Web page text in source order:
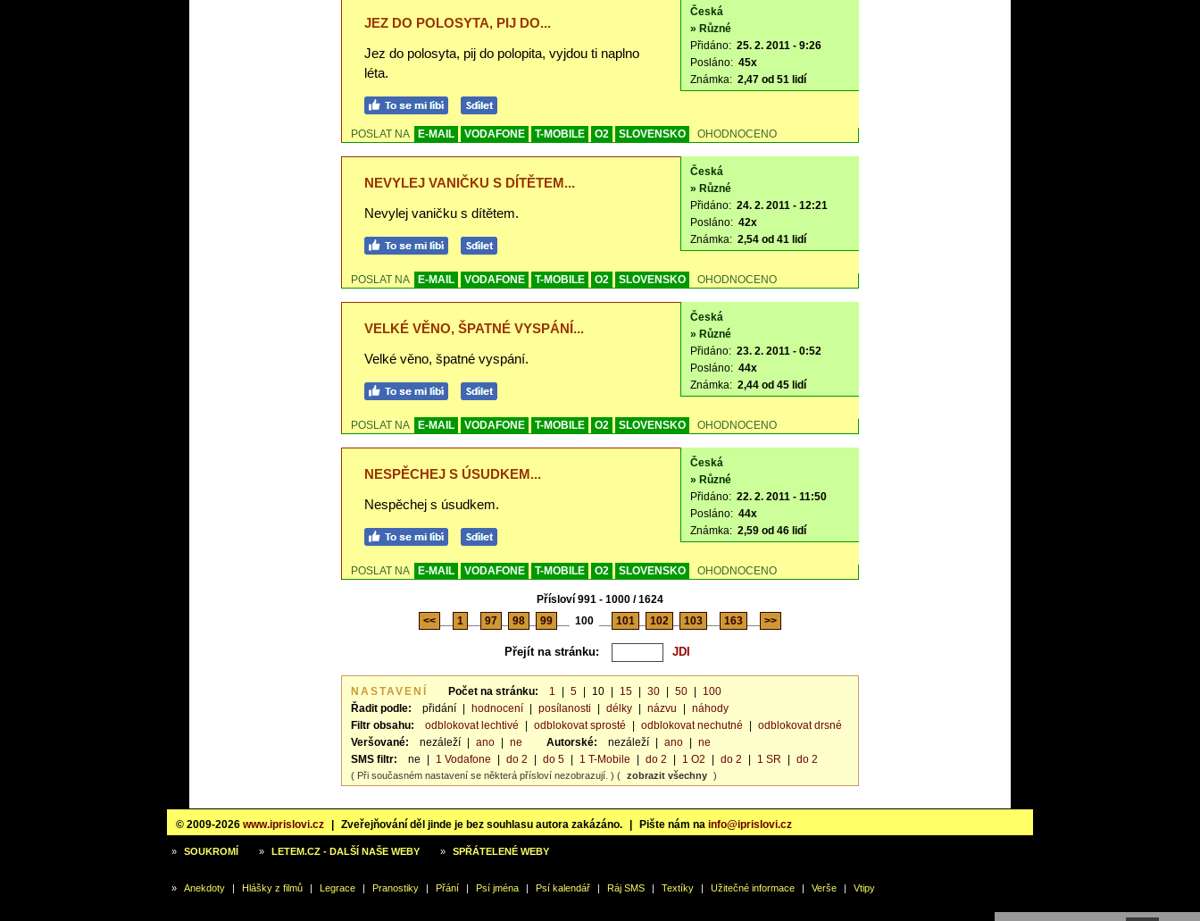
JEZ DO POLOSYTA, PIJ DO...
Jez do polosyta, pij do polopita, vyjdou ti naplno
léta.
Česká
» Různé
Přidáno: 25. 2. 2011 - 9:26
Posláno: 45x
Známka: 2,47 od 51 lidí
POSLAT NA E-MAIL VODAFONE T-MOBILE O2 SLOVENSKO OHODNOCENO
NEVYLEJ VANIČKU S DÍTĚTEM...
Nevylej vaničku s dítětem.
Česká
» Různé
Přidáno: 24. 2. 2011 - 12:21
Posláno: 42x
Známka: 2,54 od 41 lidí
POSLAT NA E-MAIL VODAFONE T-MOBILE O2 SLOVENSKO OHODNOCENO
VELKÉ VĚNO, ŠPATNÉ VYSPÁNÍ...
Velké věno, špatné vyspání.
Česká
» Různé
Přidáno: 23. 2. 2011 - 0:52
Posláno: 44x
Známka: 2,44 od 45 lidí
POSLAT NA E-MAIL VODAFONE T-MOBILE O2 SLOVENSKO OHODNOCENO
NESPĚCHEJ S ÚSUDKEM...
Nespěchej s úsudkem.
Česká
» Různé
Přidáno: 22. 2. 2011 - 11:50
Posláno: 44x
Známka: 2,59 od 46 lidí
POSLAT NA E-MAIL VODAFONE T-MOBILE O2 SLOVENSKO OHODNOCENO
Přísloví 991 - 1000 / 1624
<<
1 97 98 99 100 101 102 103 163 >>
Přejít na stránku:
NASTAVENÍ Počet na stránku: 1 5 10 15 30 50
100
Řadit podle:
přidání hodnocení posílanosti délky názvu
náhody
Filtr obsahu:
odblokovat lechtivé odblokovat sprosté odblokovat nechutné
odblokovat drsné
Veršované:
nezáleží ano ne Autorské: nezáleží ano
ne
SMS filtr:
ne 1 Vodafone do 2 do 5 1 T-Mobile do 2 1 O2 do 2 1 SR do 2
( Při současném nastavení se některá přísloví nezobrazují. ) ( zobrazit všechny )
© 2009-2026 www.iprislovi.cz Zveřejňování děl jinde je bez souhlasu autora zakázáno. Pište nám na info@iprislovi.cz
» SOUKROMÍ » LETEM.CZ - DALŠÍ NAŠE WEBY » SPŘÁTELENÉ WEBY
» Anekdoty | Hlášky z filmů | Legrace | Pranostiky | Přání | Psí jména | Psí kalendář | Ráj SMS | Textíky | Užitečné informace | Verše | Vtipy